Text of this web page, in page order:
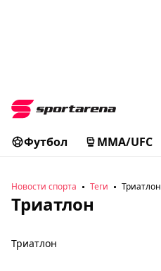
Футбол MMA/UFC
Новости спорта Теги Триатлон
Триатлон
Триатлон